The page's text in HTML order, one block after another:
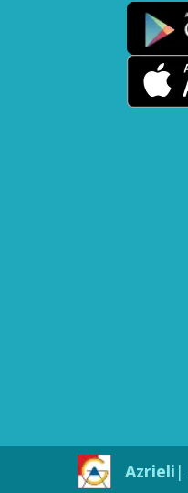
Azrieli